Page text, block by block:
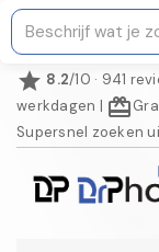
star 8.2/10 · 941
werkdagen | redeem
Supersnel zoeken